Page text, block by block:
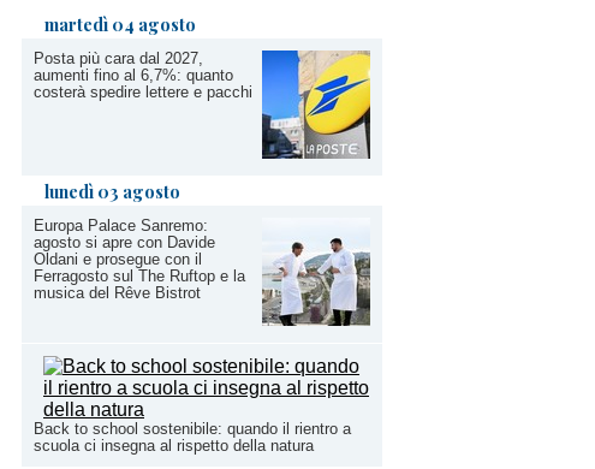
martedì 04 agosto
Posta più cara dal 2027,
aumenti fino al 6,7%: quanto
costerà spedire lettere e pacchi
lunedì 03 agosto
Europa Palace Sanremo:
agosto si apre con Davide
Oldani e prosegue con il
Ferragosto sul The Ruftop e la
musica del Rêve Bistrot
Back to school sostenibile: quando il rientro a
scuola ci insegna al rispetto della natura